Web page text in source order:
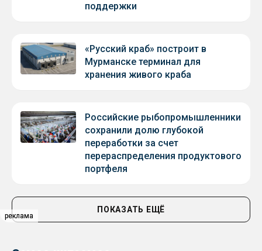
реклама
реклама
поддержки
«Русский краб» построит в
Мурманске терминал для
хранения живого краба
Российские рыбопромышленники
сохранили долю глубокой
переработки за счет
перераспределения продуктового
портфеля
ПОКАЗАТЬ ЕЩЁ